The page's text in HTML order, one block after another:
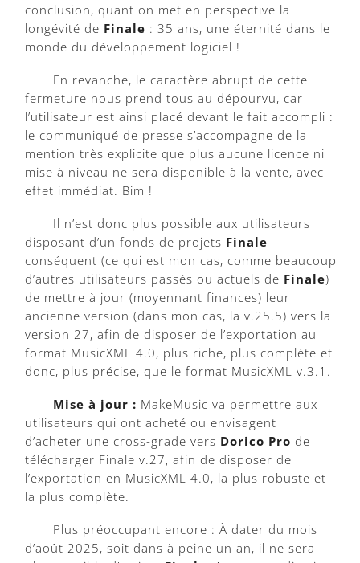
conclusion, quant on met en perspective la
longévité de Finale : 35 ans, une éternité dans le
monde du développement logiciel !
En revanche, le caractère abrupt de cette
fermeture nous prend tous au dépourvu, car
l’utilisateur est ainsi placé devant le fait accompli :
le communiqué de presse s’accompagne de la
mention très explicite que plus aucune licence ni
mise à niveau ne sera disponible à la vente, avec
effet immédiat. Bim !
Il n’est donc plus possible aux utilisateurs
disposant d’un fonds de projets Finale
conséquent (ce qui est mon cas, comme beaucoup
d’autres utilisateurs passés ou actuels de Finale)
de mettre à jour (moyennant finances) leur
ancienne version (dans mon cas, la v.25.5) vers la
version 27, afin de disposer de l’exportation au
format MusicXML 4.0, plus riche, plus complète et
donc, plus précise, que le format MusicXML v.3.1.
Mise à jour : MakeMusic va permettre aux
utilisateurs qui ont acheté ou envisagent
d’acheter une cross-grade vers Dorico Pro de
télécharger Finale v.27, afin de disposer de
l’exportation en MusicXML 4.0, la plus robuste et
la plus complète.
Plus préoccupant encore : À dater du mois
d’août 2025, soit dans à peine un an, il ne sera